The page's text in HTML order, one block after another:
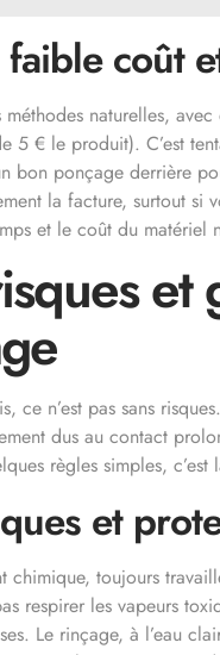
coût
naturelles,
5 € le produit). C’est
bon ponçage derrière
la facture, surtout si
et le coût du matériel
et
ce n’est pas sans
dus au contact
règles simples,
et
toujours
respirer les vapeurs
Le rinçage, à l’eau